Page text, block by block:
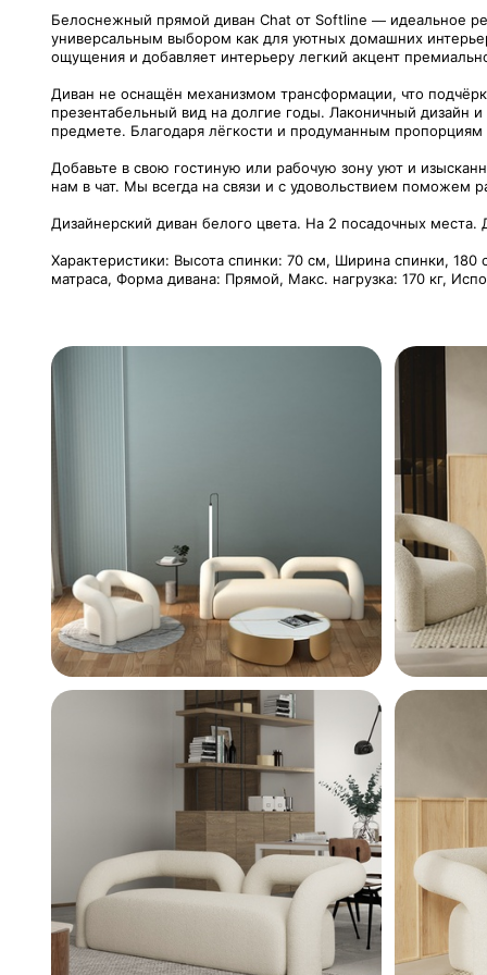
Белоснежный прямой диван Chat от Softline — идеальное
универсальным выбором как для уютных домашних
ощущения и добавляет интерьеру легкий акцент
Диван не оснащён механизмом трансформации, что
презентабельный вид на долгие годы. Лаконичный дизайн
предмете. Благодаря лёгкости и продуманным
Добавьте в свою гостиную или рабочую зону уют и
нам в чат. Мы всегда на связи и с удовольствием поможем
Дизайнерский диван белого цвета. На 2 посадочных
Характеристики: Высота спинки: 70 см, Ширина спинки,
матраса, Форма дивана: Прямой, Макс. нагрузка: 170 кг,